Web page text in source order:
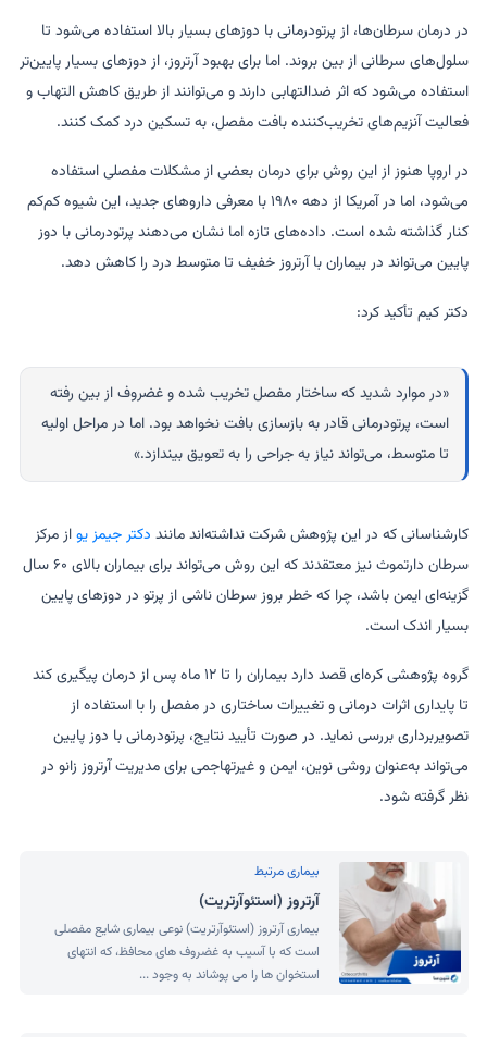
در درمان سرطان‌ها، از پرتودرمانی با دوزهای بسیار بالا استفاده می‌شود تا
سلول‌های سرطانی از بین بروند. اما برای بهبود آرتروز، از دوزهای بسیار پایین‌تر
استفاده می‌شود که اثر ضدالتهابی دارند و می‌توانند از طریق کاهش التهاب و
فعالیت آنزیم‌های تخریب‌کننده بافت مفصل، به تسکین درد کمک کنند.
در اروپا هنوز از این روش برای درمان بعضی از مشکلات مفصلی استفاده
می‌شود، اما در آمریکا از دهه ۱۹۸۰ با معرفی داروهای جدید، این شیوه کم‌کم
کنار گذاشته شده است. داده‌های تازه اما نشان می‌دهند پرتودرمانی با دوز
پایین می‌تواند در بیماران با آرتروز خفیف تا متوسط درد را کاهش دهد.
دکتر کیم تأکید کرد:
«در موارد شدید که ساختار مفصل تخریب شده و غضروف از بین رفته
است، پرتودرمانی قادر به بازسازی بافت نخواهد بود. اما در مراحل اولیه
تا متوسط، می‌تواند نیاز به جراحی را به تعویق بیندازد.»
کارشناسانی که در این پژوهش شرکت نداشته‌اند مانند دکتر جیمز یواز مرکز
سرطان دارتموث نیز معتقدند که این روش می‌تواند برای بیماران بالای ۶۰ سال
گزینه‌ای ایمن باشد، چرا که خطر بروز سرطان ناشی از پرتو در دوزهای پایین
بسیار اندک است.
گروه پژوهشی کره‌ای قصد دارد بیماران را تا ۱۲ ماه پس از درمان پیگیری کند
تا پایداری اثرات درمانی و تغییرات ساختاری در مفصل را با استفاده از
تصویربرداری بررسی نماید. در صورت تأیید نتایج، پرتودرمانی با دوز پایین
می‌تواند به‌عنوان روشی نوین، ایمن و غیرتهاجمی برای مدیریت آرتروز زانو در
نظر گرفته شود.
بیماری مرتبط
آرتروز (استئوآرتریت)
بیماری آرتروز (استئوآرتریت) نوعی بیماری شایع مفصلی
است که با آسیب به غضروف های محافظ، که انتهای
استخوان ها را می پوشاند به وجود ...